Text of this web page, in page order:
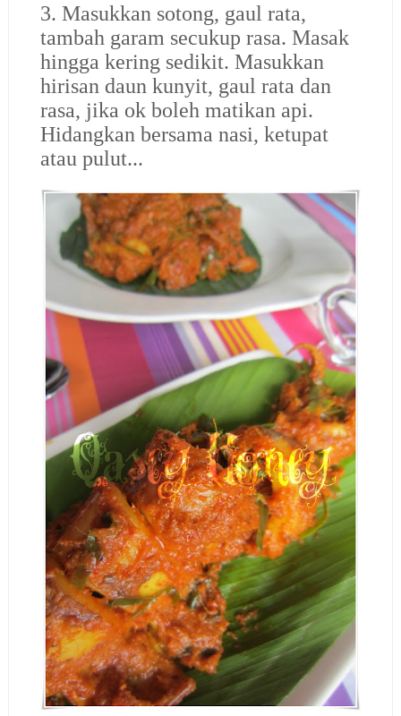
3. Masukkan sotong, gaul rata,
tambah garam secukup rasa. Masak
hingga kering sedikit. Masukkan
hirisan daun kunyit, gaul rata dan
rasa, jika ok boleh matikan api.
Hidangkan bersama nasi, ketupat
atau pulut...